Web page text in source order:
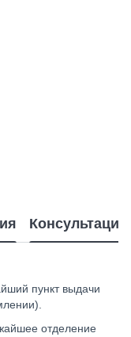
Консультация
пункт выдачи
отделение